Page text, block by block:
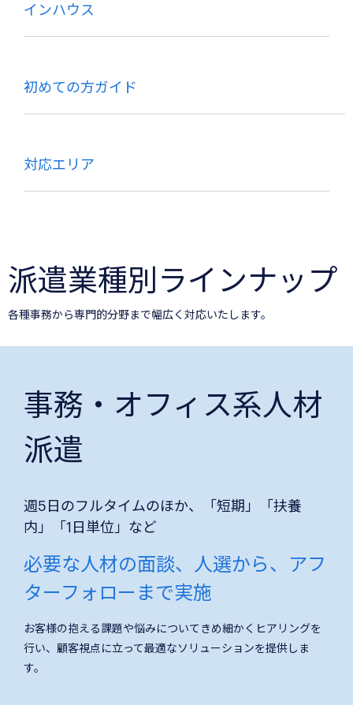
インハウス
初めての方ガイド
対応エリア
派遣業種別ラインナップ
各種事務から専門的分野まで幅広く対応いたします。
事務・オフィス系人材
派遣
週5日のフルタイムのほか、「短期」「扶養
内」「1日単位」など
必要な人材の面談、人選から、アフ
ターフォローまで実施
お客様の抱える課題や悩みについてきめ細かくヒアリングを
行い、顧客視点に立って最適なソリューションを提供しま
す。